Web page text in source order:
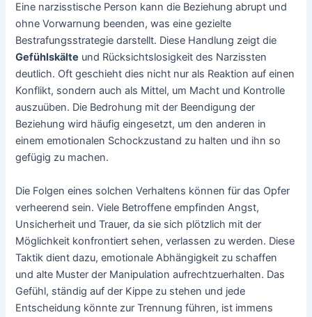
Eine narzisstische Person kann die Beziehung abrupt und
ohne Vorwarnung beenden, was eine gezielte
Bestrafungsstrategie darstellt. Diese Handlung zeigt die
Gefühlskälte und Rücksichtslosigkeit des Narzissten
deutlich. Oft geschieht dies nicht nur als Reaktion auf einen
Konflikt, sondern auch als Mittel, um Macht und Kontrolle
auszuüben. Die Bedrohung mit der Beendigung der
Beziehung wird häufig eingesetzt, um den anderen in
einem emotionalen Schockzustand zu halten und ihn so
gefügig zu machen.
Die Folgen eines solchen Verhaltens können für das Opfer
verheerend sein. Viele Betroffene empfinden Angst,
Unsicherheit und Trauer, da sie sich plötzlich mit der
Möglichkeit konfrontiert sehen, verlassen zu werden. Diese
Taktik dient dazu, emotionale Abhängigkeit zu schaffen
und alte Muster der Manipulation aufrechtzuerhalten. Das
Gefühl, ständig auf der Kippe zu stehen und jede
Entscheidung könnte zur Trennung führen, ist immens